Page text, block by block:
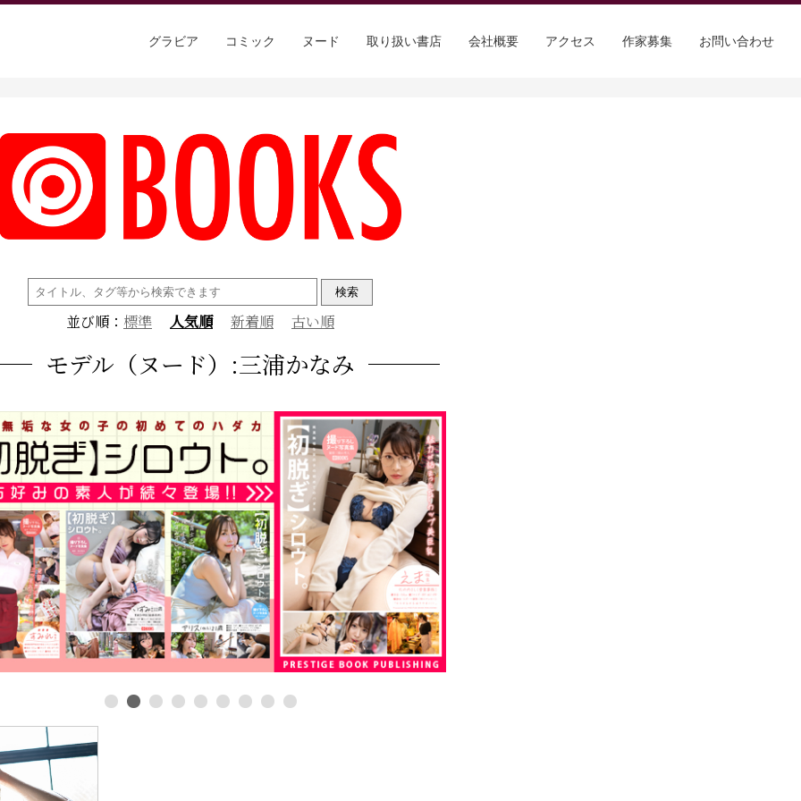
グラビア コミック ヌード 取り扱い書店 会社概要 アクセス 作家募集 お問い合わせ
検
索:
並び順： 標準 人気順 新着順 古い順
モデル（ヌード）:三浦かなみ